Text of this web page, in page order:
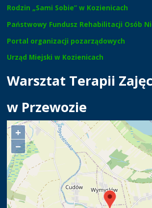
Rodzin „Sami Sobie” w Kozienicach
Państwowy Fundusz Rehabilitacji Osób
Portal organizacji pozarządowych
Urząd Miejski w Kozienicach
Warsztat Terapii
w Przewozie
+
−